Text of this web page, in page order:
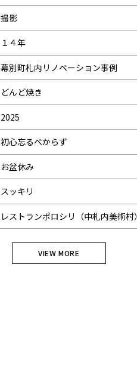
撮影
１４年
幕別町札内リノベーション事例
どんど焼き
2025
初心忘るべからず
お盆休み
スッキリ
レストランポロシリ（中札内美術村）
VIEW MORE